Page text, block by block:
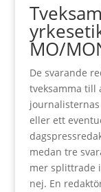
MO/
De svarande
tveksamma till
eller ett
medan tre
mer splittrade
nej. En